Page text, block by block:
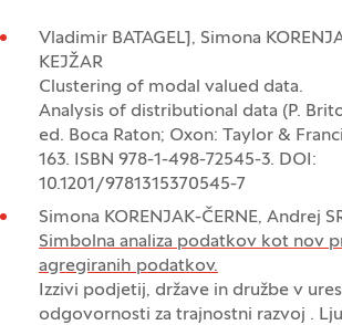
Vladimir BATAGELJ, Simona
KEJŽAR
Clustering of modal valued data.
Analysis of distributional data (P.
ed. Boca Raton; Oxon: Taylor &
163. ISBN 978-1-498-72545-3. DOI:
10.1201/9781315370545-7
Simona KORENJAK-ČERNE, Andrej
Simbolna analiza podatkov kot nov
agregiranih podatkov.
Izzivi podjetij, države in družbe v
odgovornosti za trajnostni razvoj .